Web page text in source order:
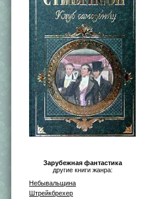
Зарубежная фантастика
другие книги жанра:
Небывальщина
Штрейкбрехер